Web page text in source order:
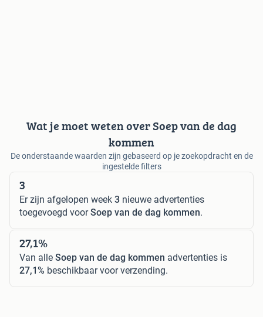
Wat je moet weten over Soep van de dag
kommen
De onderstaande waarden zijn gebaseerd op je zoekopdracht en de
ingestelde filters
3
Er zijn afgelopen week 3 nieuwe advertenties
toegevoegd voorSoep van de dag kommen.
27,1%
Van alle Soep van de dag kommen advertenties is
27,1% beschikbaar voor verzending.